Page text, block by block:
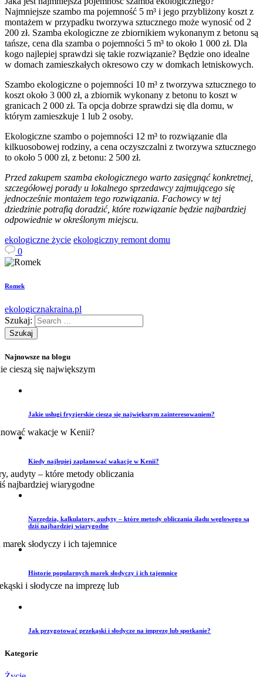
Najmniejsze szambo ma pojemność 5 m³ i jego przybliżony koszt z
montażem w przypadku tworzywa sztucznego może wynosić od 2
200 zł. Szamba ekologiczne ze zbiornikiem wykonanym z betonu są
tańsze, cena dla szamba o pojemności 5 m³ to około 1 000 zł. Dla
kogo najlepiej sprawdzi się takie rozwiązanie? Będzie ono idealne
w domach zamieszkałych okresowo czy w domkach letniskowych.
Szambo ekologiczne o pojemności 10 m³ z tworzywa sztucznego to
koszt około 3 000 zł, a zbiornik wykonany z betonu to koszt w
granicach 2 000 zł. Ta opcja dobrze sprawdzi się dla domu, w
którym zamieszkuje 1 lub 2 osoby.
Ekologiczne szambo o pojemności 12 m³ to rozwiązanie dla
kilkuosobowej rodziny, a cena oczyszczalni z tworzywa sztucznego
to około 5 000 zł, z betonu: 2 500 zł.
Przed zakupem szamba ekologicznego warto zasięgnąć konkretnej,
szczegółowej porady u lokalnego sprzedawcy zajmującego się
jednocześnie montażem tego rozwiązania. Fachowcy w tej
dziedzinie potrafią doradzić, które rozwiązanie będzie najbardziej
odpowiednie w określonym miejscu.
ekologiczne życie ekologiczny remont domu
0
Romek
ekologicznakraina.pl
Szukaj:
Najnowsze na blogu
Jakie usługi fryzjerskie cieszą się największym zainteresowaniem?
Kiedy najlepiej zaplanować wakacje w Kenii?
Narzędzia, kalkulatory, audyty – które metody obliczania śladu węglowego są
dziś najbardziej wiarygodne
Historie popularnych marek słodyczy i ich tajemnice
Jak przygotować przekąski i słodycze na imprezę lub spotkanie?
Kategorie